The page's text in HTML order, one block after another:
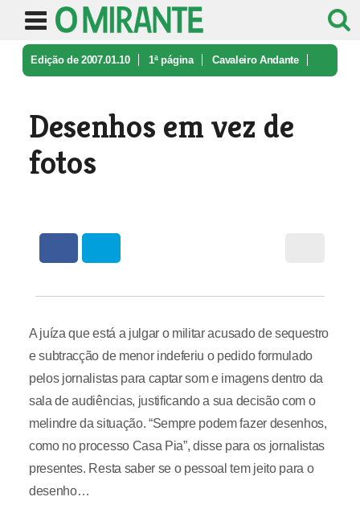
Edição de 2007.01.10 1ª página Cavaleiro Andante
Desenhos em vez de
fotos
A juíza que está a julgar o militar acusado de sequestro
e subtracção de menor indeferiu o pedido formulado
pelos jornalistas para captar som e imagens dentro da
sala de audiências, justificando a sua decisão com o
melindre da situação. “Sempre podem fazer desenhos,
como no processo Casa Pia”, disse para os jornalistas
presentes. Resta saber se o pessoal tem jeito para o
desenho…